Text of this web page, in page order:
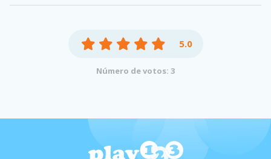
5.0
Número de votos: 3